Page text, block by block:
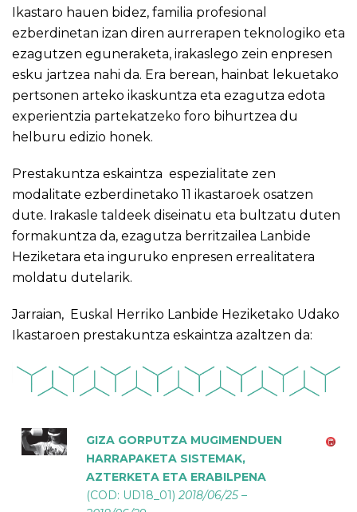
Ikastaro hauen bidez, familia profesional
ezberdinetan izan diren aurrerapen teknologiko eta
ezagutzen eguneraketa, irakaslego zein enpresen
esku jartzea nahi da. Era berean, hainbat lekuetako
pertsonen arteko ikaskuntza eta ezagutza edota
experientzia partekatzeko foro bihurtzea du
helburu edizio honek.
Prestakuntza eskaintza espezialitate zen
modalitate ezberdinetako 11 ikastaroek osatzen
dute. Irakasle taldeek diseinatu eta bultzatu duten
formakuntza da, ezagutza berritzailea Lanbide
Heziketara eta inguruko enpresen errealitatera
moldatu dutelarik.
Jarraian, Euskal Herriko Lanbide Heziketako Udako
Ikastaroen prestakuntza eskaintza azaltzen da:
GIZA GORPUTZA MUGIMENDUEN
HARRAPAKETA SISTEMAK,
AZTERKETA ETA ERABILPENA
(COD: UD18_01) 2018/06/25 –